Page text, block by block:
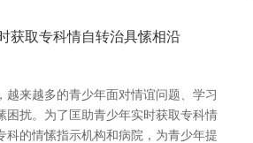
获取专科情自转治具愫相沿
越来越多的青少年面对情谊问题、学习
困扰。为了匡助青少年实时获取专科情
科的情愫指示机构和病院，为青少年提